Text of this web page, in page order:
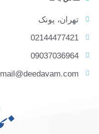
تهران، پونک
02144477421
09037036964
mail@deedavam.com